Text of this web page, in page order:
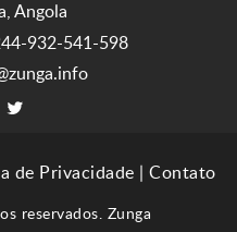
Angola
932-541-598
de Privacidade Contato
reservados. Zunga